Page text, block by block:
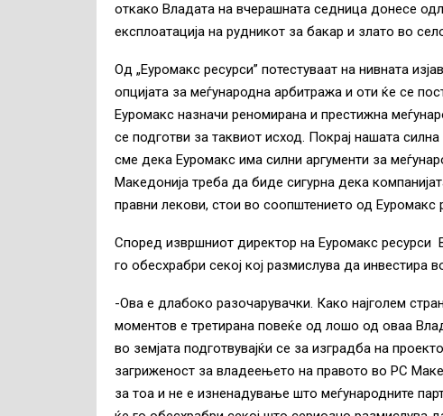
откако Владата на вчерашната седница донесе
експлоатација на рудникот за бакар и злато во
Од „Еуромакс ресурси” потестуваат на нивната
опцијата за меѓународна арбитража и оти ќе се
Еуромакс назначи реномирана и престижна
се подготви за таквиот исход. Покрај нашата
сме дека Еуромакс има силни аргументи за
Македонија треба да биде сигурна дека
правни лекови, стои во соопштението од Еуромакс
Според извршниот директор на Еуромакс ресурси
го обесхрабри секој кој размислува да инвестира
-Ова е длабоко разочарувачки. Како најголем
моментов е третирана повеќе од лошо од оваа
во земјата подготвувајќи се за изградба на
загриженост за владеењето на правото во РС
за тоа и не е изненадување што меѓународните